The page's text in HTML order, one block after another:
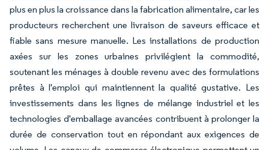
plus en plus la croissance dans la fabrication alimentaire, car les
producteurs recherchent une livraison de saveurs efficace et
fiable sans mesure manuelle. Les installations de production
axées sur les zones urbaines privilégient la commodité,
soutenant les ménages à double revenu avec des formulations
prêtes à l'emploi qui maintiennent la qualité gustative. Les
investissements dans les lignes de mélange industriel et les
technologies d'emballage avancées contribuent à prolonger la
durée de conservation tout en répondant aux exigences de